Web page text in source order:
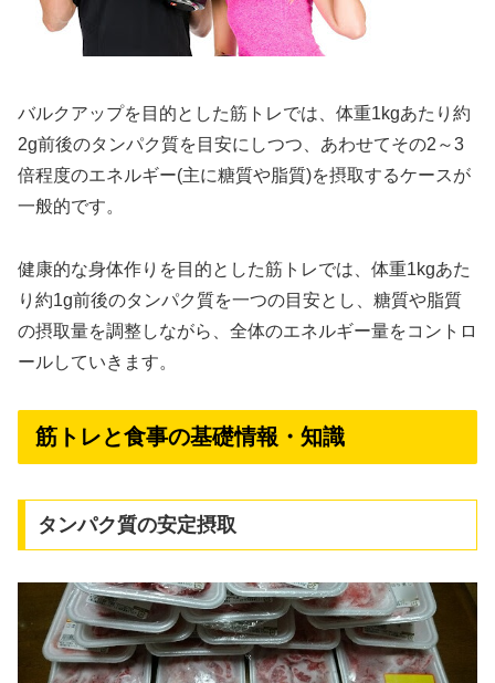
バルクアップを目的とした筋トレでは、体重1kgあたり約
2g前後のタンパク質を目安にしつつ、あわせてその2～3
倍程度のエネルギー(主に糖質や脂質)を摂取するケースが
一般的です。
健康的な身体作りを目的とした筋トレでは、体重1kgあた
り約1g前後のタンパク質を一つの目安とし、糖質や脂質
の摂取量を調整しながら、全体のエネルギー量をコントロ
ールしていきます。
筋トレと食事の基礎情報・知識
タンパク質の安定摂取